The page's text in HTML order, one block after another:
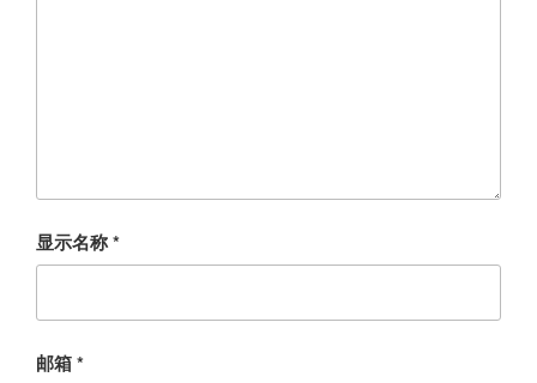
显示名称*
邮箱*